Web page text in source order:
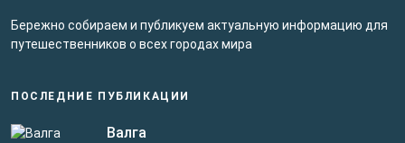
Бережно собираем и публикуем актуальную информацию для
путешественников о всех городах мира
ПОСЛЕДНИЕ ПУБЛИКАЦИИ
Валга